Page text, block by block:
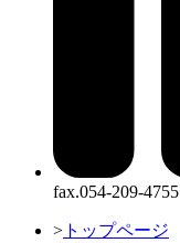
fax.054-209-4755
> トップページ